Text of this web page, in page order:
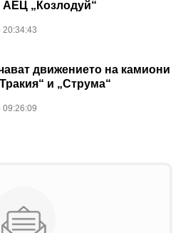
АЕЦ „Козлодуй“
20:34:43
движението на камиони
и „Струма“
09:26:09